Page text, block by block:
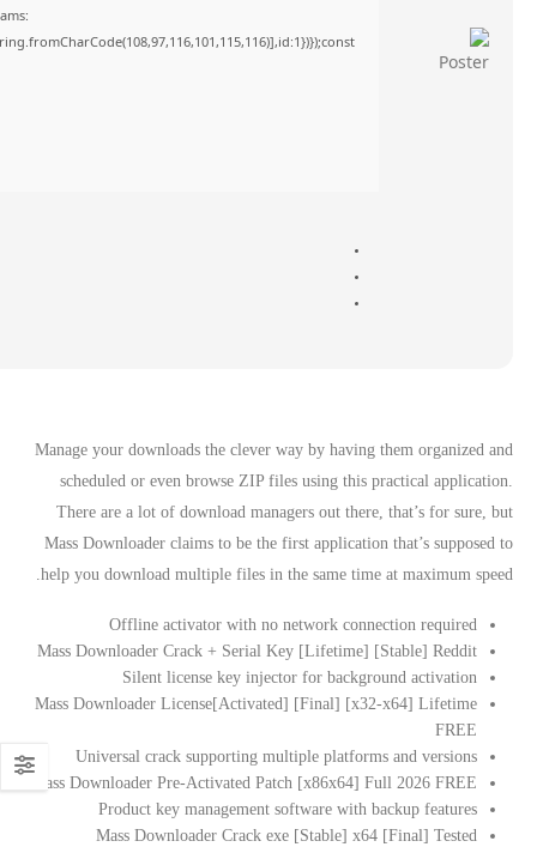
Manage your downloads the clever way by having them organized and
scheduled or even browse ZIP files using this practical application.
There are a lot of download managers out there, that’s for sure, but
Mass Downloader claims to be the first application that’s supposed to
help you download multiple files in the same time at maximum speed.
Offline activator with no network connection required
Mass Downloader Crack + Serial Key [Lifetime] [Stable] Reddit
Silent license key injector for background activation
Mass Downloader License[Activated] [Final] [x32-x64] Lifetime
FREE
Universal crack supporting multiple platforms and versions
Mass Downloader Pre-Activated Patch [x86x64] Full 2026 FREE
Product key management software with backup features
Mass Downloader Crack exe [Stable] x64 [Final] Tested